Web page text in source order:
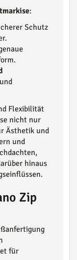
:
Schutz
Flexibilität
nicht nur
Ästhetik und
und
hinaus
Zip
für